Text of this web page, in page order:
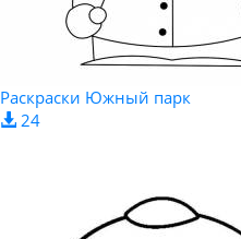
Раскраски Южный парк
24